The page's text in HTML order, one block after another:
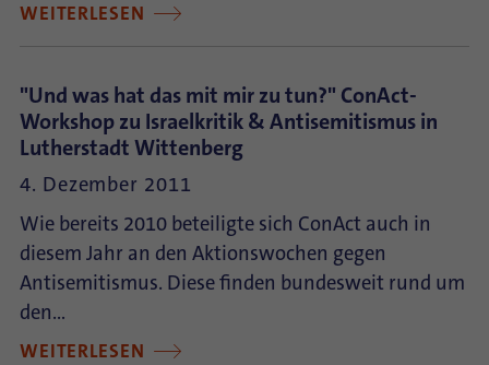
WEITERLESEN
"Und was hat das mit mir zu tun?" ConAct-
Workshop zu Israelkritik & Antisemitismus in
Lutherstadt Wittenberg
4. Dezember 2011
Wie bereits 2010 beteiligte sich ConAct auch in
diesem Jahr an den Aktionswochen gegen
Antisemitismus. Diese finden bundesweit rund um
den…
WEITERLESEN